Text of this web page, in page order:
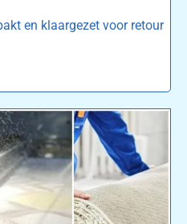
en klaargezet voor retour